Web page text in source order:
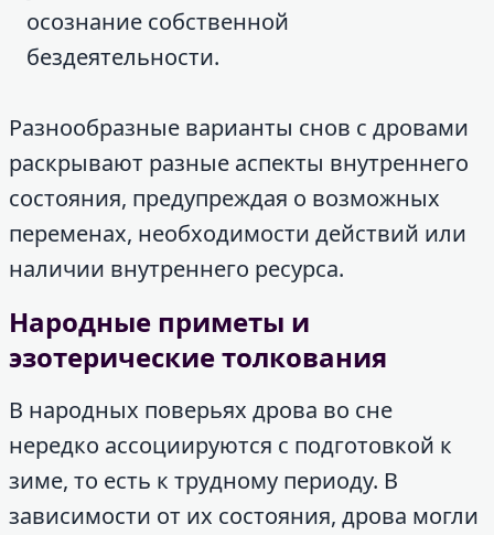
осознание собственной
бездеятельности.
Разнообразные варианты снов с дровами
раскрывают разные аспекты внутреннего
состояния, предупреждая о возможных
переменах, необходимости действий или
наличии внутреннего ресурса.
Народные приметы и
эзотерические толкования
В народных поверьях дрова во сне
нередко ассоциируются с подготовкой к
зиме, то есть к трудному периоду. В
зависимости от их состояния, дрова могли